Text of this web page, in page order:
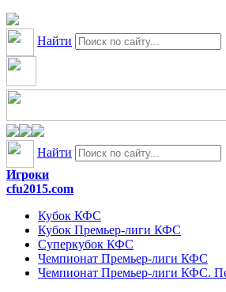
Найти
Найти
Игроки
cfu2015.com
Кубок КФС
Кубок Премьер-лиги КФС
Суперкубок КФС
Чемпионат Премьер-лиги КФС
Чемпионат Премьер-лиги КФС.